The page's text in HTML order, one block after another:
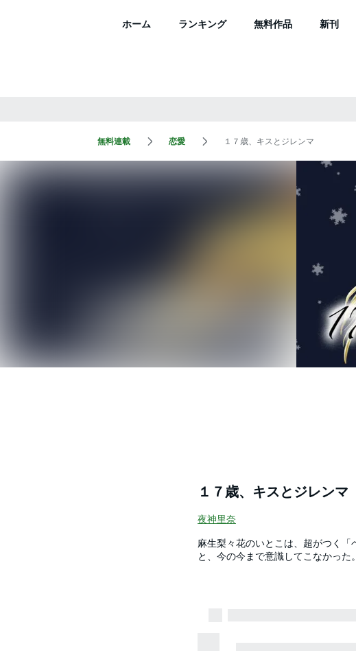
ホーム ランキング 無料作品 新刊
無料連載 恋愛 １７歳、キスとジレンマ
１７歳、キスとジレンマ
夜神里奈
麻生梨々花のいとこは、超がつく
と、今の今まで意識してこなかっ